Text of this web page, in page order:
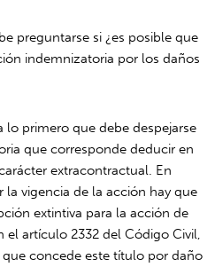
preguntarse si ¿es posible que
indemnizatoria por los daños
lo primero que debe despejarse
que corresponde deducir en
extracontractual. En
vigencia de la acción hay que
extintiva para la acción de
el artículo 2332 del Código Civil,
que concede este título por daño